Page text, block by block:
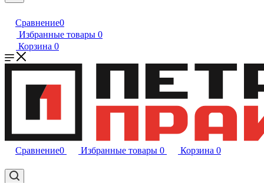
Сравнение0
Избранные товары 0
Корзина 0
Сравнение0 Избранные товары 0 Корзина 0